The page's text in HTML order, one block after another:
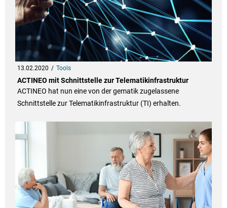
13.02.2020 Tools
ACTINEO mit Schnittstelle zur Telematikinfrastruktur
ACTINEO hat nun eine von der gematik zugelassene
Schnittstelle zur Telematikinfrastruktur (TI) erhalten.